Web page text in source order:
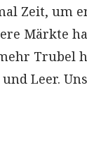
Zeit, um
Märkte
Trubel
Leer.